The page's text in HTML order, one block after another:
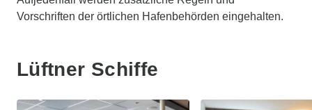
Vorschriften der örtlichen Hafenbehörden eingehalten.
Lüftner Schiffe